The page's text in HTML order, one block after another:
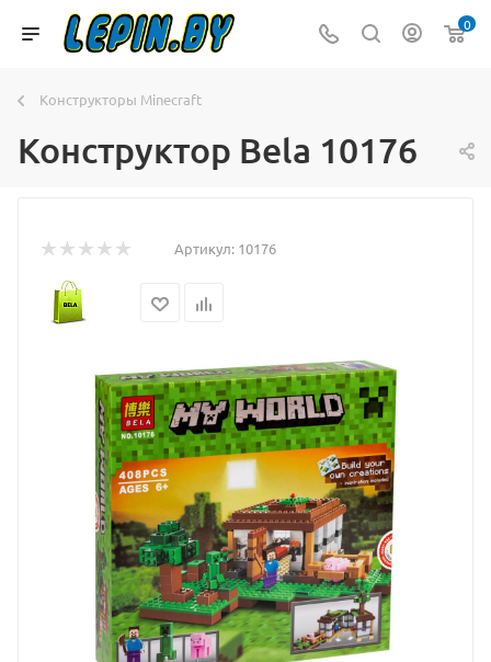
0
Конструкторы Minecraft
Конструктор Bela 10176
Артикул: 10176